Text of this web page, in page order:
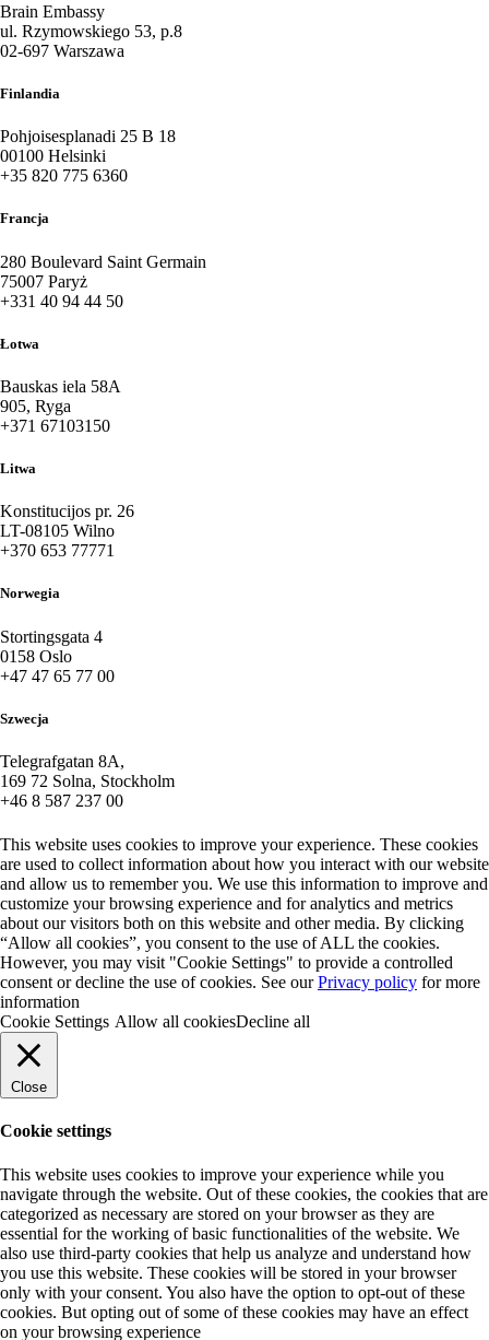
Brain Embassy
ul. Rzymowskiego 53, p.8
02-697 Warszawa
Finlandia
Pohjoisesplanadi 25 B 18
00100 Helsinki
+35 820 775 6360
Francja
280 Boulevard Saint Germain
75007 Paryż
+331 40 94 44 50
Łotwa
Bauskas iela 58A
905, Ryga
+371 67103150
Litwa
Konstitucijos pr. 26
LT-08105 Wilno
+370 653 77771
Norwegia
Stortingsgata 4
0158 Oslo
+47 47 65 77 00
Szwecja
Telegrafgatan 8A,
169 72 Solna, Stockholm
+46 8 587 237 00
This website uses cookies to improve your experience. These cookies
are used to collect information about how you interact with our website
and allow us to remember you. We use this information to improve and
customize your browsing experience and for analytics and metrics
about our visitors both on this website and other media. By clicking
“Allow all cookies”, you consent to the use of ALL the cookies.
However, you may visit "Cookie Settings" to provide a controlled
consent or decline the use of cookies. See ourPrivacy policy for more
information
Cookie Settings Allow all cookiesDecline all
Close
Cookie settings
This website uses cookies to improve your experience while you
navigate through the website. Out of these cookies, the cookies that are
categorized as necessary are stored on your browser as they are
essential for the working of basic functionalities of the website. We
also use third-party cookies that help us analyze and understand how
you use this website. These cookies will be stored in your browser
only with your consent. You also have the option to opt-out of these
cookies. But opting out of some of these cookies may have an effect
on your browsing experience